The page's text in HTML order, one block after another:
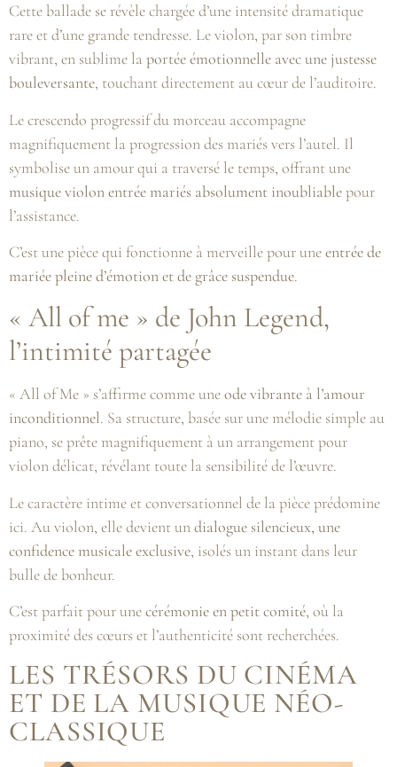
Cette ballade se révèle chargée d’une intensité dramatique
rare et d’une grande tendresse. Le violon, par son timbre
vibrant, en sublime la portée émotionnelle avec une justesse
bouleversante, touchant directement au cœur de l’auditoire.
Le crescendo progressif du morceau accompagne
magnifiquement la progression des mariés vers l’autel. Il
symbolise un amour qui a traversé le temps, offrant une
musique violon entrée mariés absolument inoubliablepour
l’assistance.
C’est une pièce qui fonctionne à merveille pour uneentrée de
mariée pleine d’émotion et de grâce suspendue.
« All of me » de John Legend,
l’intimité partagée
« All of Me » s’affirme comme uneode vibrante à l’amour
inconditionnel. Sa structure, basée sur une mélodie simple au
piano, se prête magnifiquement à un arrangement pour
violon délicat, révélant toute la sensibilité de l’œuvre.
Le caractère intime et conversationnel de la pièce prédomine
ici. Au violon, elle devient undialogue silencieux, une
confidence musicale exclusive, isolés un instant dans leur
bulle de bonheur.
C’est parfait pour unecérémonie en petit comité, où la
proximité des cœurs et l’authenticité sont recherchées.
LES TRÉSORS DU CINÉMA
ET DE LA MUSIQUE NÉO-
CLASSIQUE